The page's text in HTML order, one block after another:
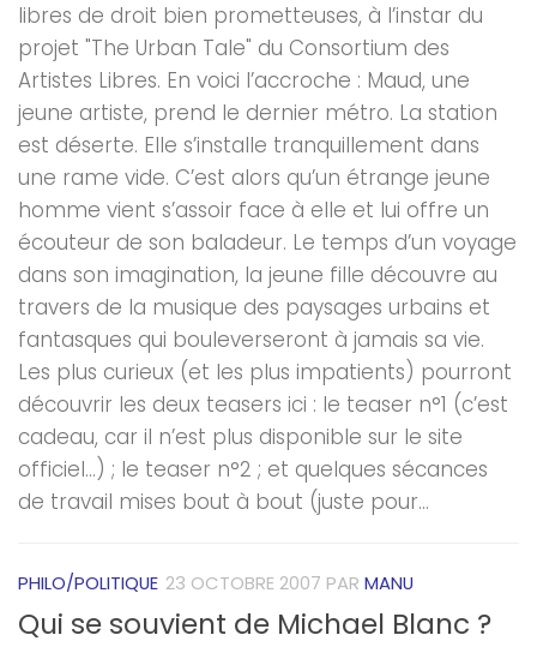
libres de droit bien prometteuses, à l’instar du
projet "The Urban Tale" du Consortium des
Artistes Libres. En voici l’accroche : Maud, une
jeune artiste, prend le dernier métro. La station
est déserte. Elle s’installe tranquillement dans
une rame vide. C’est alors qu’un étrange jeune
homme vient s’assoir face à elle et lui offre un
écouteur de son baladeur. Le temps d’un voyage
dans son imagination, la jeune fille découvre au
travers de la musique des paysages urbains et
fantasques qui bouleverseront à jamais sa vie.
Les plus curieux (et les plus impatients) pourront
découvrir les deux teasers ici : le teaser n°1 (c’est
cadeau, car il n’est plus disponible sur le site
officiel…) ; le teaser n°2 ; et quelques sécances
de travail mises bout à bout (juste pour...
PHILO/POLITIQUE 23 OCTOBRE 2007 PAR MANU
Qui se souvient de Michael Blanc ?